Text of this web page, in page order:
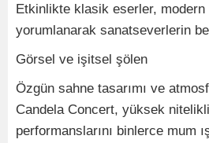
Etkinlikte klasik eserler, modern
yorumlanarak sanatseverlerin
Görsel ve işitsel şölen
Özgün sahne tasarımı ve
Candela Concert, yüksek
performanslarını binlerce mum